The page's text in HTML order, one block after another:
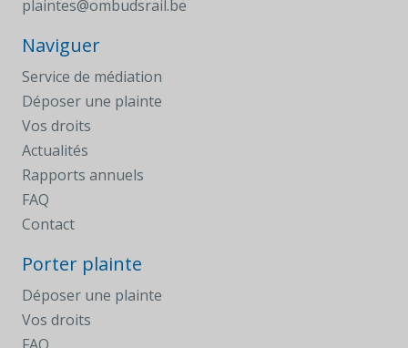
plaintes@ombudsrail.be
Naviguer
Service de médiation
Déposer une plainte
Vos droits
Actualités
Rapports annuels
FAQ
Contact
Porter plainte
Déposer une plainte
Vos droits